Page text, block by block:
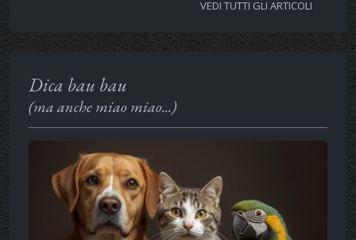
VEDI TUTTI GLI ARTICOLI
Dica bau bau
(ma anche miao miao...)